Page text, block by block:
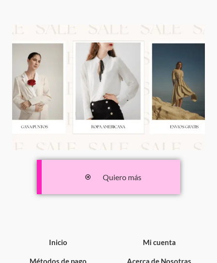
Quiero más
Inicio
Métodos de pago
Mi cuenta
Acerca de Nosotras